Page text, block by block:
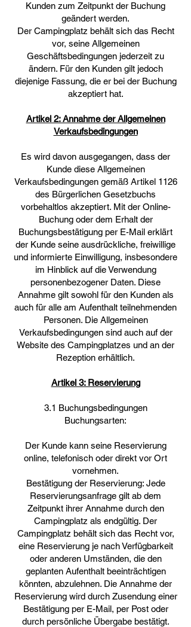
Kunden zum Zeitpunkt der Buchung
geändert werden.
Der Campingplatz behält sich das Recht
vor, seine Allgemeinen
Geschäftsbedingungen jederzeit zu
ändern. Für den Kunden gilt jedoch
diejenige Fassung, die er bei der Buchung
akzeptiert hat.
Artikel 2: Annahme der Allgemeinen
Verkaufsbedingungen
Es wird davon ausgegangen, dass der
Kunde diese Allgemeinen
Verkaufsbedingungen gemäß Artikel 1126
des Bürgerlichen Gesetzbuchs
vorbehaltlos akzeptiert. Mit der Online-
Buchung oder dem Erhalt der
Buchungsbestätigung per E-Mail erklärt
der Kunde seine ausdrückliche, freiwillige
und informierte Einwilligung, insbesondere
im Hinblick auf die Verwendung
personenbezogener Daten. Diese
Annahme gilt sowohl für den Kunden als
auch für alle am Aufenthalt teilnehmenden
Personen. Die Allgemeinen
Verkaufsbedingungen sind auch auf der
Website des Campingplatzes und an der
Rezeption erhältlich.
Artikel 3: Reservierung
3.1 Buchungsbedingungen
Buchungsarten:
Der Kunde kann seine Reservierung
online, telefonisch oder direkt vor Ort
vornehmen.
Bestätigung der Reservierung: Jede
Reservierungsanfrage gilt ab dem
Zeitpunkt ihrer Annahme durch den
Campingplatz als endgültig. Der
Campingplatz behält sich das Recht vor,
eine Reservierung je nach Verfügbarkeit
oder anderen Umständen, die den
geplanten Aufenthalt beeinträchtigen
könnten, abzulehnen. Die Annahme der
Reservierung wird durch Zusendung einer
Bestätigung per E-Mail, per Post oder
durch persönliche Übergabe bestätigt.